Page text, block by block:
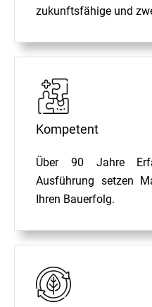
zukunftsfähige und
Kompetent
Über 90 Jahre
Ausführung setzen
Ihren Bauerfolg.